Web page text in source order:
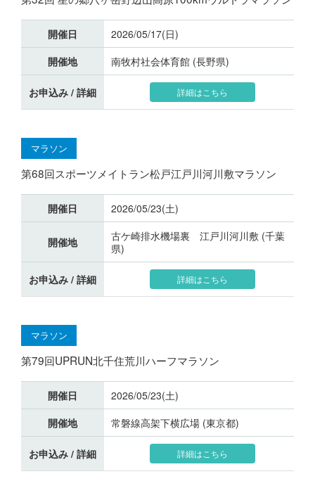
開催日
2026/05/17(日)
開催地
南牧村社会体育館 (長野県)
お申込み / 詳細 詳細はこちら
マラソン
第68回スポーツメイトラン松戸江戸川河川敷マラソン
開催日 2026/05/23(土)
開催地
古ケ崎排水機場裏 江戸川河川敷 (千葉
県)
お申込み / 詳細 詳細はこちら
マラソン
第79回UPRUN北千住荒川ハーフマラソン
開催日
2026/05/23(土)
開催地
常磐線高架下横広場 (東京都)
お申込み / 詳細 詳細はこちら